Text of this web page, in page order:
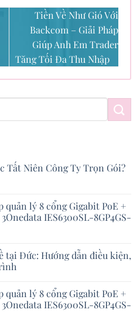
Tiền Về Như Gió Với
Backcom – Giải Pháp
Giúp Anh Em Trader
Tăng Tối Đa Thu Nhập
Tất Niên Công Ty Trọn Gói?
quản lý 8 cổng Gigabit PoE +
IES6300SL-8GP4GS-
tại Đức: Hướng dẫn điều kiện,
quản lý 8 cổng Gigabit PoE +
IES6300SL-8GP4GS-